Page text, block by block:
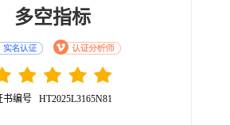
多空指标
书编号 HT2025L3165N81